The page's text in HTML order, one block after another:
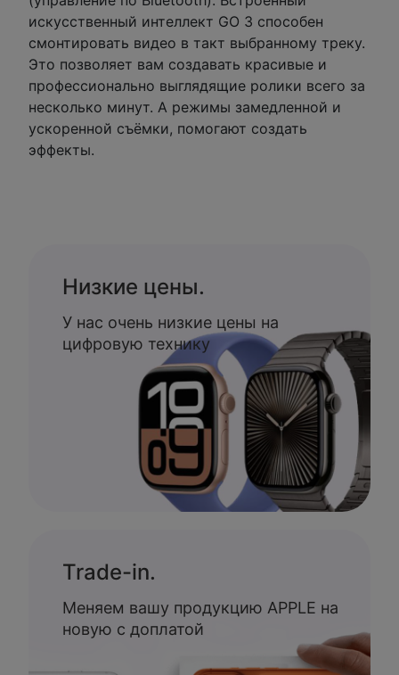
искусственный интеллект GO 3 способен
смонтировать видео в такт выбранному треку.
Это позволяет вам создавать красивые и
профессионально выглядящие ролики всего за
несколько минут. А режимы замедленной и
ускоренной съёмки, помогают создать
эффекты.
Низкие цены.
У нас очень низкие цены на
цифровую технику
Trade-in.
Меняем вашу продукцию APPLE на
новую с доплатой